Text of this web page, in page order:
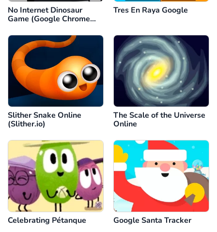
No Internet Dinosaur
Game (Google Chrome
Tres En Raya Google
Slither Snake Online
(Slither.io)
The Scale of the Universe
Online
Celebrating Pétanque Google Santa Tracker